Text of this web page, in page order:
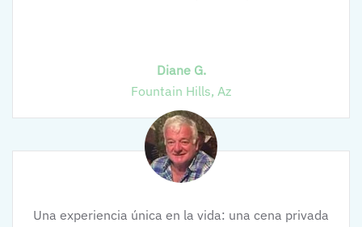
Diane G.
Fountain Hills, Az
Una experiencia única en la vida: una cena privada